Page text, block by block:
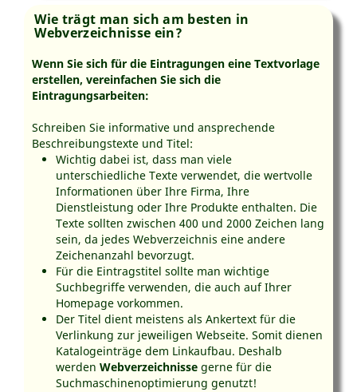
Wie trägt man sich am besten in
Webverzeichnisse ein?
Wenn Sie sich für die Eintragungen eine Textvorlage
erstellen, vereinfachen Sie sich die
Eintragungsarbeiten:
Schreiben Sie informative und ansprechende
Beschreibungstexte und Titel:
Wichtig dabei ist, dass man viele
unterschiedliche Texte verwendet, die wertvolle
Informationen über Ihre Firma, Ihre
Dienstleistung oder Ihre Produkte enthalten. Die
Texte sollten zwischen 400 und 2000 Zeichen lang
sein, da jedes Webverzeichnis eine andere
Zeichenanzahl bevorzugt.
Für die Eintragstitel sollte man wichtige
Suchbegriffe verwenden, die auch auf Ihrer
Homepage vorkommen.
Der Titel dient meistens als Ankertext für die
Verlinkung zur jeweiligen Webseite. Somit dienen
Katalogeinträge dem Linkaufbau. Deshalb
werdenWebverzeichnisse gerne für die
Suchmaschinenoptimierung genutzt!